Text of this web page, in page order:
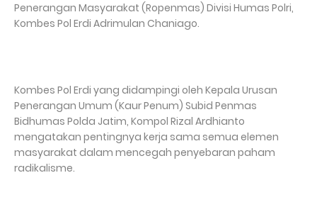
Penerangan Masyarakat (Ropenmas) Divisi Humas Polri,
Kombes Pol Erdi Adrimulan Chaniago.
Kombes Pol Erdi yang didampingi oleh Kepala Urusan
Penerangan Umum (Kaur Penum) Subid Penmas
Bidhumas Polda Jatim, Kompol Rizal Ardhianto
mengatakan pentingnya kerja sama semua elemen
masyarakat dalam mencegah penyebaran paham
radikalisme.